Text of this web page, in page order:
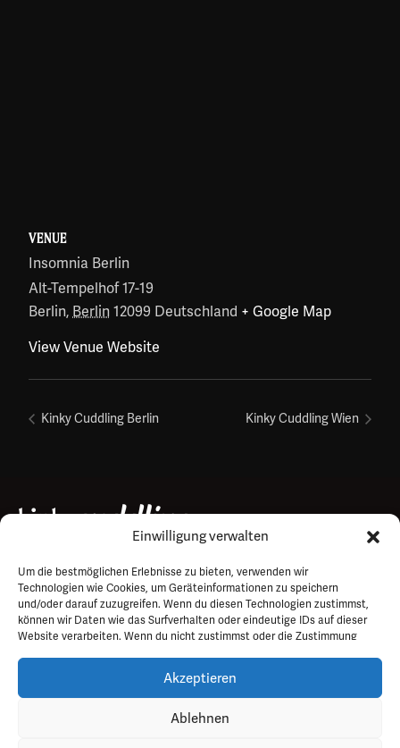
Einwilligung verwalten
Um die bestmöglichen Erlebnisse zu bieten, verwenden wir
Technologien wie Cookies, um Geräteinformationen zu speichern
und/oder darauf zuzugreifen. Wenn du diesen Technologien zustimmst,
können wir Daten wie das Surfverhalten oder eindeutige IDs auf dieser
Website verarbeiten. Wenn du nicht zustimmst oder die Zustimmung
Akzeptieren
Ablehnen
VENUE
Insomnia Berlin
Alt-Tempelhof 17-19
Berlin, Berlin 12099 Deutschland + Google Map
View Venue Website
Kinky Cuddling Berlin Kinky Cuddling Wien
Impressum
Datenschutz
FAQ
Kontakt